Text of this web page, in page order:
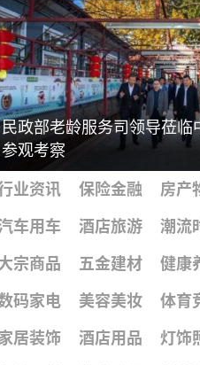
民政部老龄服务司领导莅临
参观考察
业资讯 保险金融 房产
车用车
酒店旅游 潮流
宗商品
五金建材 健康
码家电
美容美妆 体育
居装饰
酒店用品 灯饰